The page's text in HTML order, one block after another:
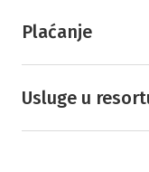
Plaćanje
Usluge u